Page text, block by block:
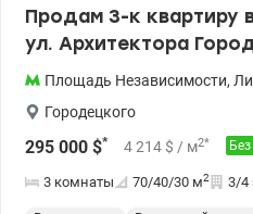
Продам 3-к квартиру
ул. Архитектора
Площадь Независимости,
Городецкого
295 000 $* 4 214 $ / м2*
3 комнаты 70/40/30 м2 3/4